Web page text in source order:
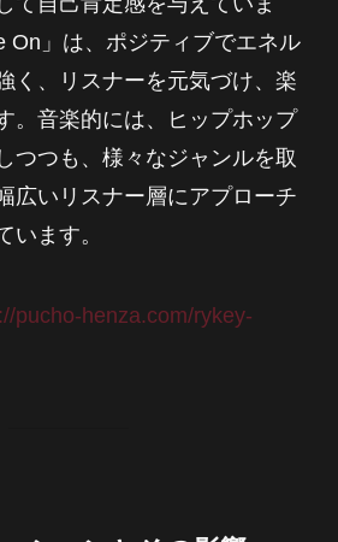
On」は、ポジティブでエネル
く、リスナーを元気づけ、楽
。音楽的には、ヒップホップ
つつも、様々なジャンルを取
広いリスナー層にアプローチ
います。
pucho-henza.com/rykey-